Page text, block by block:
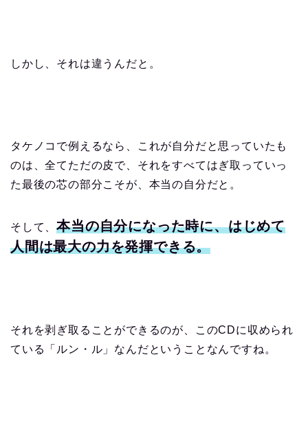
しかし、それは違うんだと。
タケノコで例えるなら、これが自分だと思っていたも
のは、全てただの皮で、それをすべてはぎ取っていっ
た最後の芯の部分こそが、本当の自分だと。
そして、本当の自分になった時に、はじめて
人間は最大の力を発揮できる。
それを剥ぎ取ることができるのが、このCDに収められ
ている「ルン・ル」なんだということなんですね。